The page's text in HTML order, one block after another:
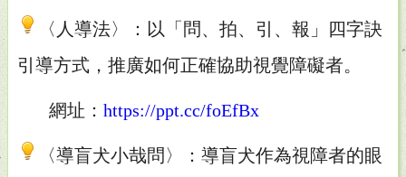
〈人導法〉：以「問、拍、引、報」四字訣
引導方式，推廣如何正確協助視覺障礙者。
網址： https://ppt.cc/foEfBx
〈導盲犬小哉問〉：導盲犬作為視障者的眼